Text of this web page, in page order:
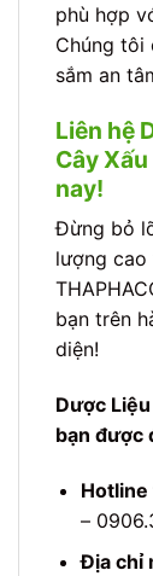
phù hợp
Chúng tôi
sắm an
Liên hệ
Cây
nay!
Đừng bỏ
lượng
bạn trên
diện!
Dược
bạn được
Hotline
–
Địa chỉ